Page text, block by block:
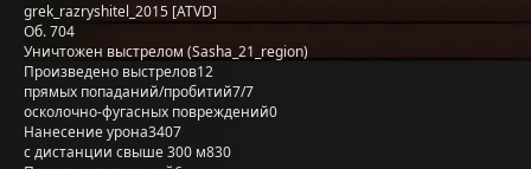
grek_razryshitel_2015 [ATVD]
Об. 704
Уничтожен выстрелом (Sasha_21_region)
Произведено выстрелов12
прямых попаданий/пробитий7/7
осколочно-фугасных повреждений0
Нанесение урона3407
с дистанции свыше 300 м830